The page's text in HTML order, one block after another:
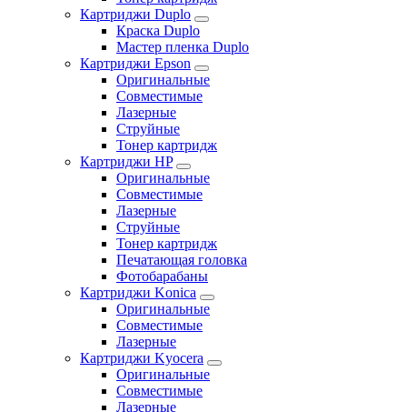
Картриджи Duplo
Краска Duplo
Мастер пленка Duplo
Картриджи Epson
Оригинальные
Совместимые
Лазерные
Струйные
Тонер картридж
Картриджи HP
Оригинальные
Совместимые
Лазерные
Струйные
Тонер картридж
Печатающая головка
Фотобарабаны
Картриджи Konica
Оригинальные
Совместимые
Лазерные
Картриджи Kyocera
Оригинальные
Совместимые
Лазерные